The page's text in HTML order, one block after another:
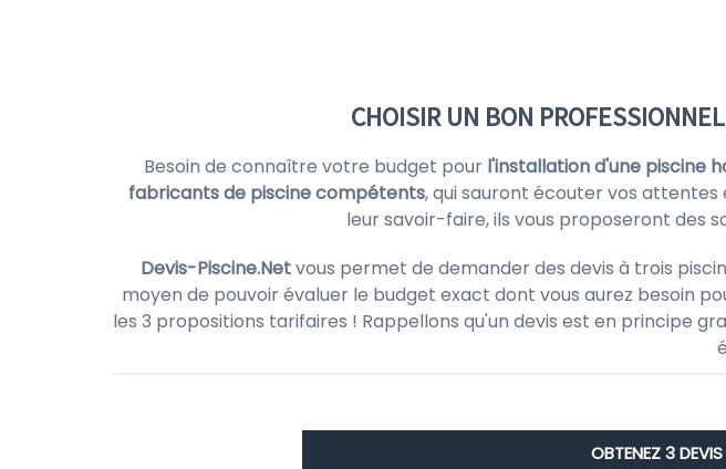
CHOISIR UN BON
Besoin de connaître votre budget pour l'installation d'une piscine
fabricants de piscine compétents, qui sauront écouter vos
leur savoir-faire, ils vous proposeront des
Devis-Piscine.Netvous permet de demander des devis à trois
moyen de pouvoir évaluer le budget exact dont vous aurez besoin
les 3 propositions tarifaires ! Rappellons qu'un devis est en principe
OBTENEZ 3